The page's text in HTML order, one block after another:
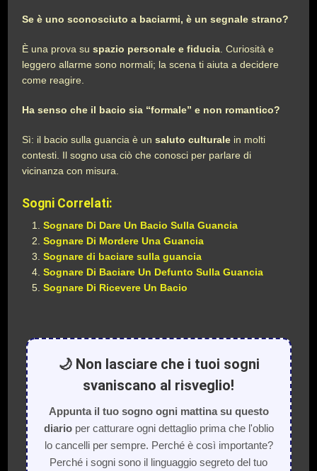
Se è uno sconosciuto a baciarmi, è un segnale strano?
È una prova suspazio personale e fiducia . Curiosità e
leggero allarme sono normali; la scena ti aiuta a decidere
come reagire.
Ha senso che il bacio sia “formale” e non romantico?
Sì: il bacio sulla guancia è unsaluto culturale in molti
contesti. Il sogno usa ciò che conosci per parlare di
vicinanza con misura.
Sogni Correlati:
Sognare Di Dare Un Bacio Sulla Guancia
Sognare Di Mordere Una Guancia
Sognare di baciare sulla guancia
Sognare Di Baciare Un Defunto Sulla Guancia
Sognare Di Ricevere Un Bacio
🌙 Non lasciare che i tuoi sogni
svaniscano al risveglio!
Appunta il tuo sogno ogni mattina su questo
diarioper catturare ogni dettaglio prima che l'oblio
lo cancelli per sempre. Perché è così importante?
Perché i sogni sono il linguaggio segreto del tuo